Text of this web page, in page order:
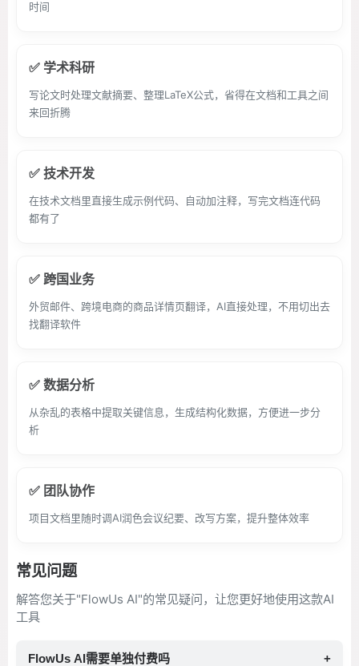
时间
✅ 学术科研
写论文时处理文献摘要、整理LaTeX公式，省得在文档和工具之间
来回折腾
✅ 技术开发
在技术文档里直接生成示例代码、自动加注释，写完文档连代码
都有了
✅ 跨国业务
外贸邮件、跨境电商的商品详情页翻译，AI直接处理，不用切出去
找翻译软件
✅ 数据分析
从杂乱的表格中提取关键信息，生成结构化数据，方便进一步分
析
✅ 团队协作
项目文档里随时调AI润色会议纪要、改写方案，提升整体效率
常见问题
解答您关于"FlowUs AI"的常见疑问，让您更好地使用这款AI
工具
FlowUs AI需要单独付费吗 +